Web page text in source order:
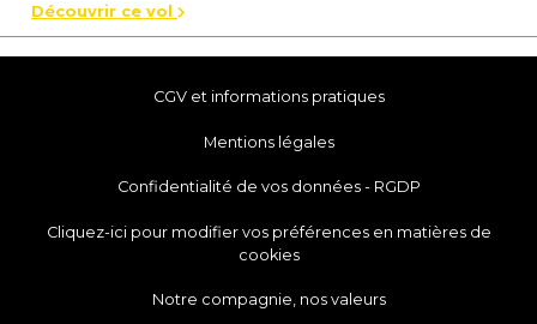
Découvrir ce vol
CGV et informations pratiques
Mentions légales
Confidentialité de vos données - RGDP
Cliquez-ici pour modifier vos préférences en matières de
cookies
Notre compagnie, nos valeurs